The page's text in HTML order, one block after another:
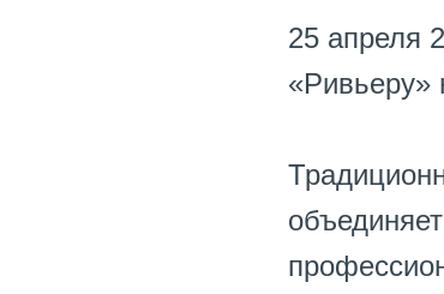
25 апреля
«Ривьеру»